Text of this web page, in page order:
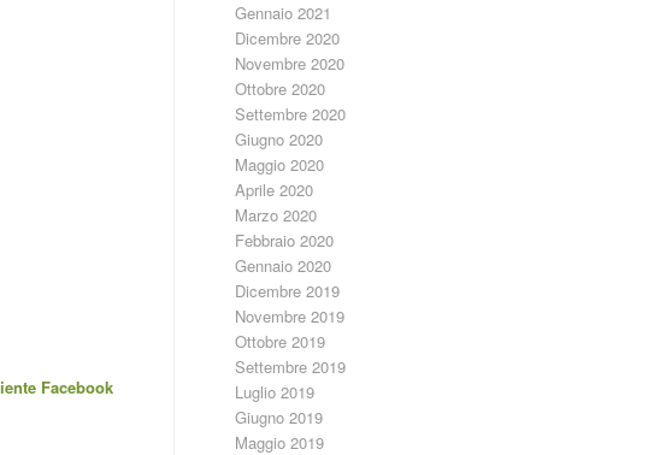
Facebook
Gennaio 2021
Dicembre 2020
Novembre 2020
Ottobre 2020
Settembre 2020
Giugno 2020
Maggio 2020
Aprile 2020
Marzo 2020
Febbraio 2020
Gennaio 2020
Dicembre 2019
Novembre 2019
Ottobre 2019
Settembre 2019
Luglio 2019
Giugno 2019
Maggio 2019